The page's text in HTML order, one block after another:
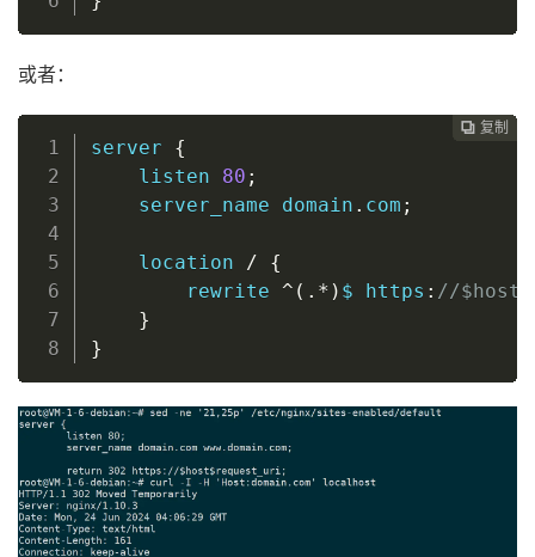
或者：
 复制
 复制
 复制
 复制
 复制
 复制
 复制
 复制
 复制
server
{
listen
80 ;
server_name domain . com ;
location /
{
rewrite ^(.*) $ https : //$host
}
}